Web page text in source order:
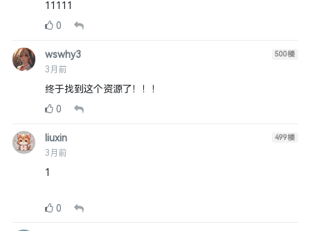
11111
0
wswhy3
3月前
500楼
终于找到这个资源了！！！
0
liuxin
3月前
499楼
1
0